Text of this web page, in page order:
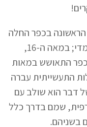
הראשונה בכפר החלה
עוד מימיה המוקדמים ביותר של איסלנד, ופעם היה זה כפר דייגים ותחנת מסחר משמעותי למדי; במאה ה-16,
התאושש במאות
התעשייתית עברה
דבר הוא שולב עם
שמם בדרך כלל